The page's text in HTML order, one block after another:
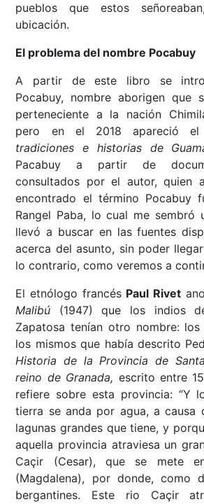
pueblos que estos
ubicación.
El problema del nombre Pocabuy
A partir de este libro se
Pocabuy, nombre aborigen que
perteneciente a la nación
pero en el 2018 apareció
tradiciones e historias de
Pacabuy a partir de
consultados por el autor, quien
encontrado el término Pocabuy
Rangel Paba, lo cual me sembró
llevó a buscar en las fuentes
acerca del asunto, sin poder
lo contrario, como veremos a
El etnólogo francés Paul Rivet
Malibú (1947)
que los indios
Zapatosa tenían otro nombre:
los mismos que había descrito
Historia de la Provincia de
reino de Granada, escrito entre
refiere sobre esta provincia: “Y
tierra se anda por agua, a causa
lagunas grandes que tiene, y
aquella provincia atraviesa un
Caçir (Cesar), que se mete
(Magdalena), por donde, como
bergantines. Este rio Caçir